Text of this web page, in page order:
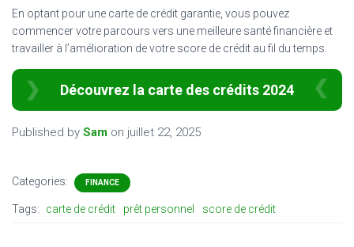
En optant pour une carte de crédit garantie, vous pouvez
commencer votre parcours vers une meilleure santé financière et
travailler à l’amélioration de votre score de crédit au fil du temps.
Découvrez la carte des crédits 2024
Published by Sam on juillet 22, 2025
Categories: FINANCE
Tags: carte de crédit prêt personnel score de crédit